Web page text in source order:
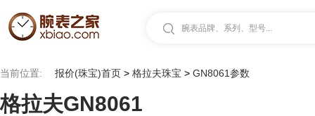
腕表品牌、系列、型号...
当前位置: 报价(珠宝)首页 > 格拉夫珠宝 > GN8061参数
格拉夫GN8061